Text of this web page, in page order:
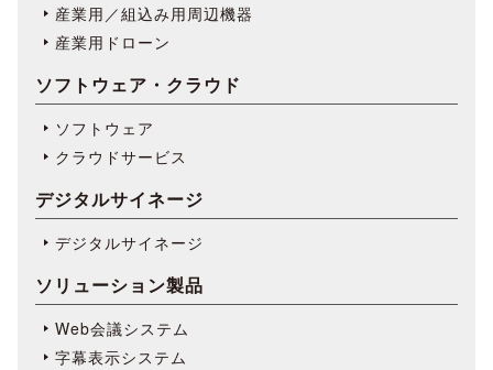
産業用／組込み用周辺機器
産業用ドローン
ソフトウェア・クラウド
ソフトウェア
クラウドサービス
デジタルサイネージ
デジタルサイネージ
ソリューション製品
Web会議システム
字幕表⽰システム